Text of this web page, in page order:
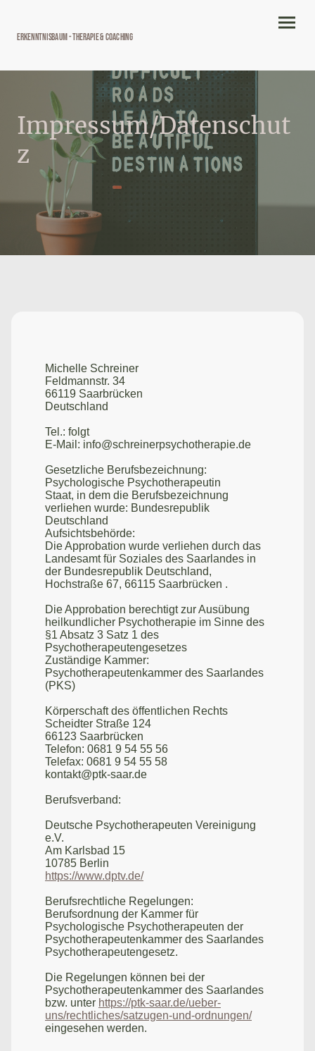
Erkenntnisbaum - Therapie & Coaching
Impressum/Datenschut
z
Michelle Schreiner
Feldmannstr. 34
66119 Saarbrücken
Deutschland
Tel.: folgt
E-Mail: info@schreinerpsychotherapie.de
Gesetzliche Berufsbezeichnung:
Psychologische Psychotherapeutin
Staat, in dem die Berufsbezeichnung
verliehen wurde: Bundesrepublik
Deutschland
Aufsichtsbehörde:
Die Approbation wurde verliehen durch das
Landesamt für Soziales des Saarlandes in
der Bundesrepublik Deutschland,
Hochstraße 67, 66115 Saarbrücken .
Die Approbation berechtigt zur Ausübung
heilkundlicher Psychotherapie im Sinne des
§1 Absatz 3 Satz 1 des
Psychotherapeutengesetzes
Zuständige Kammer:
Psychotherapeutenkammer des Saarlandes
(PKS)
Körperschaft des öffentlichen Rechts
Scheidter Straße 124
66123 Saarbrücken
Telefon: 0681 9 54 55 56
Telefax: 0681 9 54 55 58
kontakt@ptk-saar.de
Berufsverband:
Deutsche Psychotherapeuten Vereinigung
e.V.
Am Karlsbad 15
10785 Berlin
https://www.dptv.de/
Berufsrechtliche Regelungen:
Berufsordnung der Kammer für
Psychologische Psychotherapeuten der
Psychotherapeutenkammer des Saarlandes
Psychotherapeutengesetz.
Die Regelungen können bei der
Psychotherapeutenkammer des Saarlandes
bzw. unter https://ptk-saar.de/ueber-
uns/rechtliches/satzugen-und-ordnungen/
eingesehen werden.